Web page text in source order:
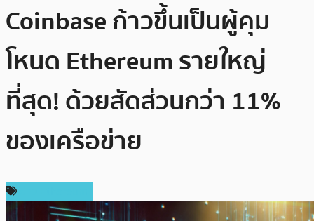
Coinbase ก้าวขึ้นเป็นผู้คุม
โหนด Ethereum รายใหญ่
ที่สุด! ด้วยสัดส่วนกว่า 11%
ของเครือข่าย